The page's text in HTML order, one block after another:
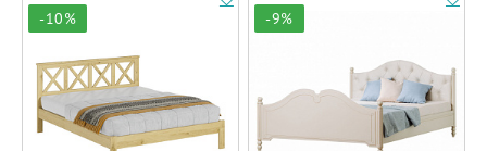
-10% -9%